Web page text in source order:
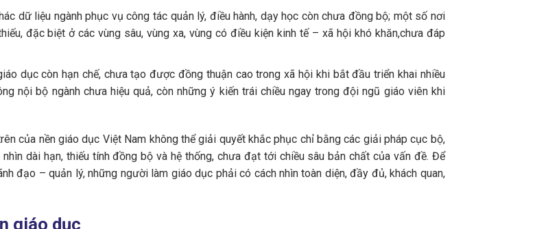
dữ liệu ngành phục vụ công tác quản lý, điều hành, dạy học còn chưa đồng bộ; một số nơi
đặc biệt ở các vùng sâu, vùng xa, vùng có điều kiện kinh tế – xã hội khó khăn,chưa đáp
dục còn hạn chế, chưa tạo được đồng thuận cao trong xã hội khi bắt đầu triển khai nhiều
nội bộ ngành chưa hiệu quả, còn những ý kiến trái chiều ngay trong đội ngũ giáo viên khi
của nền giáo dục Việt Nam không thể giải quyết khắc phục chỉ bằng các giải pháp cục bộ,
dài hạn, thiếu tính đồng bộ và hệ thống, chưa đạt tới chiều sâu bản chất của vấn đề. Để
đạo – quản lý, những người làm giáo dục phải có cách nhìn toàn diện, đầy đủ, khách quan,
giáo dục